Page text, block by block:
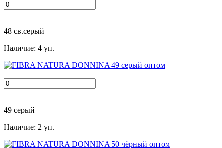
+
48 св.серый
Наличие: 4 уп.
−
+
49 серый
Наличие: 2 уп.